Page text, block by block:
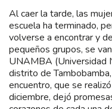
Al caer la tarde, las
escuela ha terminado,
volverse a encontrar y
pequeños grupos, se
UNAMBA (Universidad
distrito de
encuentro, que se
diciembre, dejó